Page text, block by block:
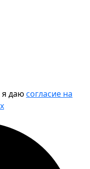
даюсогласие на